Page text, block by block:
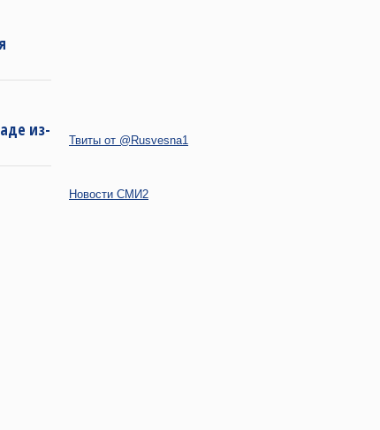
из-
Твиты от @Rusvesna1
Новости СМИ2